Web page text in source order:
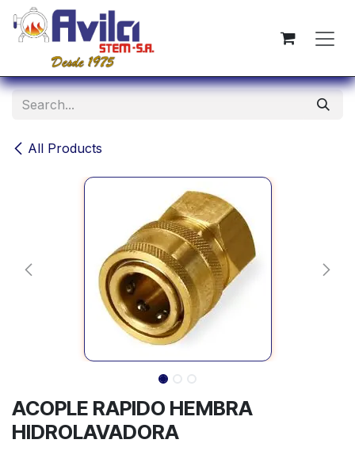
Skip to Content
All Products
ACOPLE RAPIDO HEMBRA
HIDROLAVADORA